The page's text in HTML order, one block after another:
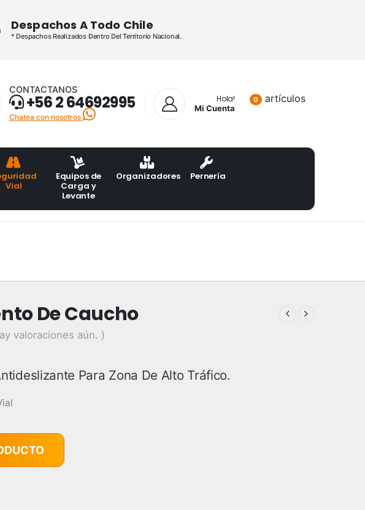
Despachos A Todo Chile
* Despachos Realizados Dentro Del Territorio Nacional.
CONTACTANOS
+56 2 64692995
Chatea con nosotros
Hola!
Mi Cuenta
0 artículos
Vial
Equipos de
Carga y
Levante
Organizadores Pernería
De Caucho
valoraciones aún. )
Para Zona De Alto Tráfico.